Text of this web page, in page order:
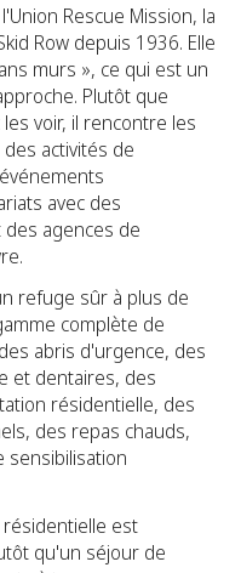
Rescue Mission, la
Row depuis 1936. Elle
murs », ce qui est un
Plutôt que
voir, il rencontre les
activités de
avec des
agences de
refuge sûr à plus de
complète de
abris d'urgence, des
et dentaires, des
résidentielle, des
des repas chauds,
sensibilisation
est
qu'un séjour de